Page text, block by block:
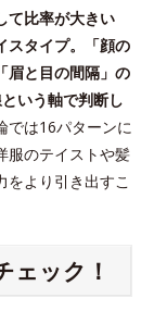
て比率が大きい
スタイプ。「顔の
眉と目の間隔」の
いう軸で判断し
では16パターンに
服のテイストや髪
をより引き出すこ
ェック！